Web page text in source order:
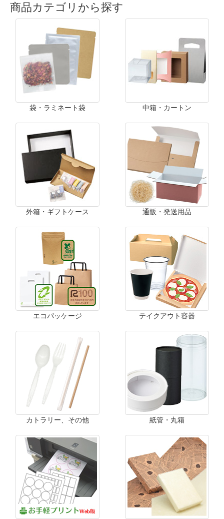
商品カテゴリから探す
袋・ラミネート袋 中箱・カートン
外箱・ギフトケース 通販・発送用品
エコパッケージ テイクアウト容器
カトラリー、その他 紙管・丸箱